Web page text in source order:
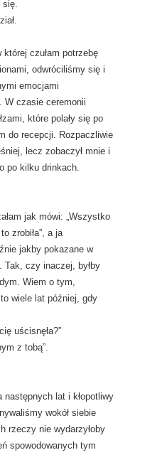
czułam potrzebę
odwróciliśmy się i
emocjami
W czasie ceremonii
które polały się po
do recepcji. Rozpaczliwie
lecz zobaczył mnie i
po kilku drinkach.
jak mówi: „Wszystko
zrobiła”, a ja
jakby pokazane w
Tak, czy inaczej, byłby
Wiem o tym,
wiele lat później, gdy
uścisnęła?”
z tobą”.
następnych lat i kłopotliwy
wokół siebie
rzeczy nie wydarzyłoby
spowodowanych tym